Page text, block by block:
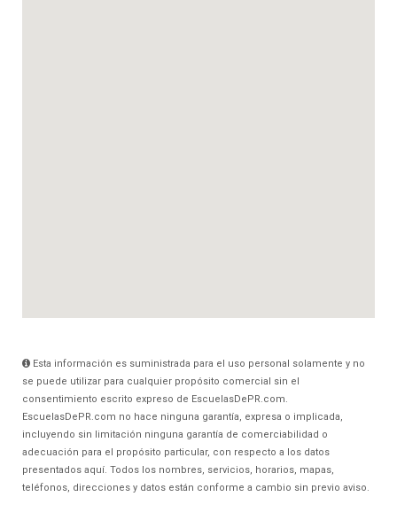
Esta información es suministrada para el uso personal solamente y no
se puede utilizar para cualquier propósito comercial sin el
consentimiento escrito expreso de EscuelasDePR.com.
EscuelasDePR.com no hace ninguna garantía, expresa o implicada,
incluyendo sin limitación ninguna garantía de comerciabilidad o
adecuación para el propósito particular, con respecto a los datos
presentados aquí. Todos los nombres, servicios, horarios, mapas,
teléfonos, direcciones y datos están conforme a cambio sin previo aviso.